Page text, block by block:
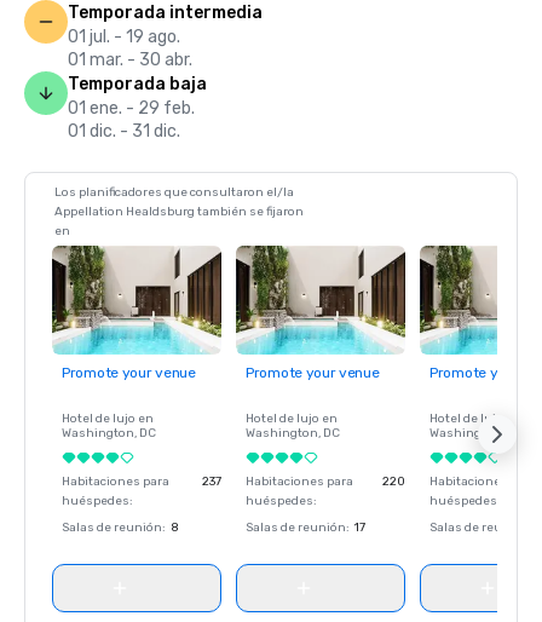
Temporada intermedia
01 jul. - 19 ago.
01 mar. - 30 abr.
Temporada baja
01 ene. - 29 feb.
01 dic. - 31 dic.
Los planificadores que consultaron el/la
Appellation Healdsburg también se fijaron
en
Promote your venue
Hotel de lujo en
Washington, DC
Habitaciones para
huéspedes:
237
Salas de reunión: 8
Promote your venue
Hotel de lujo en
Washington, DC
Habitaciones para
huéspedes:
220
Salas de reunión: 17
Promote your
Hotel de lujo en
Washington
Habitaciones para
huéspedes
Salas de reunión